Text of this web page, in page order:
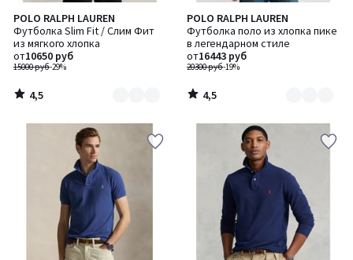
POLO RALPH LAUREN
Футболка Slim Fit / Слим Фит
из мягкого хлопка
15000 руб-29%
от10650 руб
4,5
/ 5
Количество
цветов:
4
4,5
/
POLO RALPH LAUREN
Футболка поло из хлопка пике
в легендарном стиле
20300 руб-19%
от16443 руб
4,5
/ 5
Количество
цветов:
4
4,5
/